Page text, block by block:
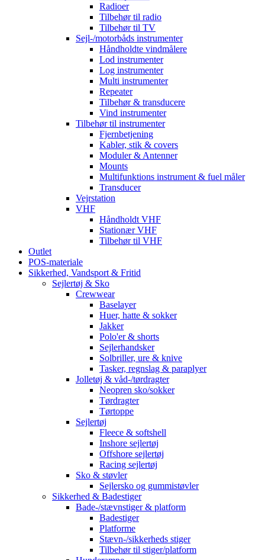
Radioer
Tilbehør til radio
Tilbehør til TV
Sejl-/motorbåds instrumenter
Håndholdte vindmålere
Lod instrumenter
Log instrumenter
Multi instrumenter
Repeater
Tilbehør & transducere
Vind instrumenter
Tilbehør til instrumenter
Fjernbetjening
Kabler, stik & covers
Moduler & Antenner
Mounts
Multifunktions instrument & fuel måler
Transducer
Vejrstation
VHF
Håndholdt VHF
Stationær VHF
Tilbehør til VHF
Outlet
POS-materiale
Sikkerhed, Vandsport & Fritid
Sejlertøj & Sko
Crewwear
Baselayer
Huer, hatte & sokker
Jakker
Polo'er & shorts
Sejlerhandsker
Solbriller, ure & knive
Tasker, regnslag & paraplyer
Jolletøj & våd-/tørdragter
Neopren sko/sokker
Tørdragter
Tørtoppe
Sejlertøj
Fleece & softshell
Inshore sejlertøj
Offshore sejlertøj
Racing sejlertøj
Sko & støvler
Sejlersko og gummistøvler
Sikkerhed & Badestiger
Bade-/stævnstiger & platform
Badestiger
Platforme
Stævn-/sikkerheds stiger
Tilbehør til stiger/platform